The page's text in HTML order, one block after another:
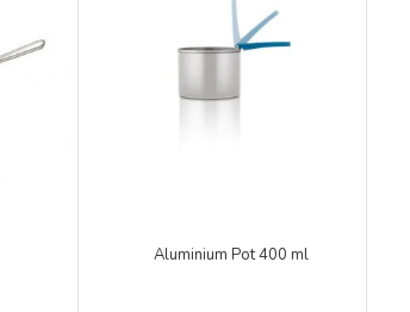
Aluminium Pot 400 ml